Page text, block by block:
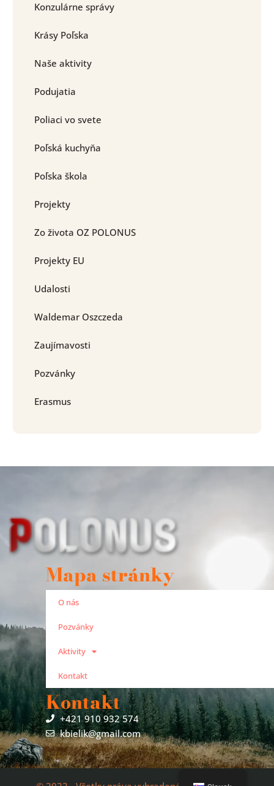
Konzulárne správy
Krásy Poľska
Naše aktivity
Podujatia
Poliaci vo svete
Poľská kuchyňa
Poľska škola
Projekty
Zo života OZ POLONUS
Projekty EU
Udalosti
Waldemar Oszczeda
Zaujímavosti
Pozvánky
Erasmus
Mapa stránky
O nás
Pozvánky
Aktivity
Kontakt
Kontakt
+421 910 932 574
kbielik@gmail.com